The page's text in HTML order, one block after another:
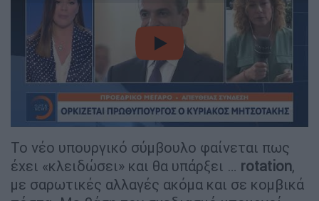
video
Το νέο υπουργικό σύμβουλο φαίνεται πως
έχει «κλειδώσει» και θα υπάρξει … rotation,
με σαρωτικές αλλαγές ακόμα και σε κομβικά